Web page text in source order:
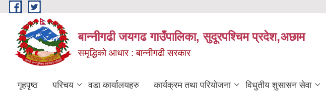
Skip to main content
बान्नीगढी जयगढ गाउँपालिका, सुदूरपश्चिम प्रदेश,अछाम
समृद्धिको आधार : बान्नीगढी सरकार
गृहपृष्ठ परिचय वडा कार्यालयहरु कार्यक्रम तथा परियोजना विधुतीय शुसासन सेवा